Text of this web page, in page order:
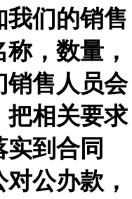
们的销售
，数量，
销售人员会
把相关要求
到合同
公办款，